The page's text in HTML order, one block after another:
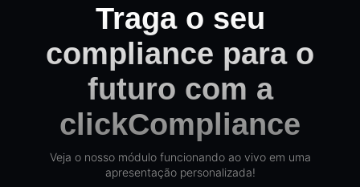
Traga o seu
compliance para o
futuro com a
clickCompliance
Veja o nosso módulo funcionando ao vivo em uma
apresentação personalizada!